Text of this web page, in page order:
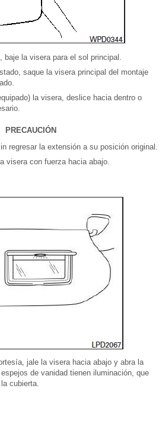
baje la visera para el sol principal.
saque la visera principal del montaje
la visera, deslice hacia dentro o
PRECAUCIÓN
regresar la extensión a su posición original.
visera con fuerza hacia abajo.
jale la visera hacia abajo y abra la
de vanidad tienen iluminación, que
cubierta.